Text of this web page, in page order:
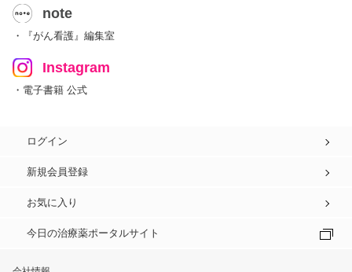
note
・『がん看護』編集室
Instagram
・電子書籍 公式
ログイン
新規会員登録
お気に入り
今日の治療薬ポータルサイト